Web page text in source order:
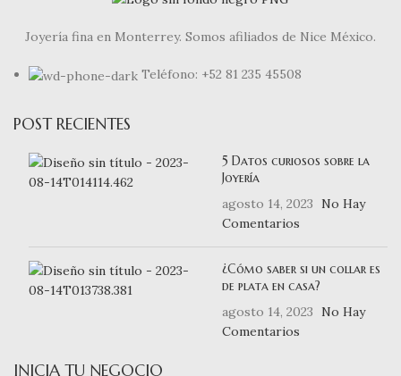
Joyería fina en Monterrey. Somos afiliados de Nice México.
Teléfono: +52 81 235 45508
POST RECIENTES
5 Datos curiosos sobre la
Joyería
agosto 14, 2023
No Hay
Comentarios
¿Cómo saber si un collar es
de plata en casa?
agosto 14, 2023
No Hay
Comentarios
INICIA TU NEGOCIO